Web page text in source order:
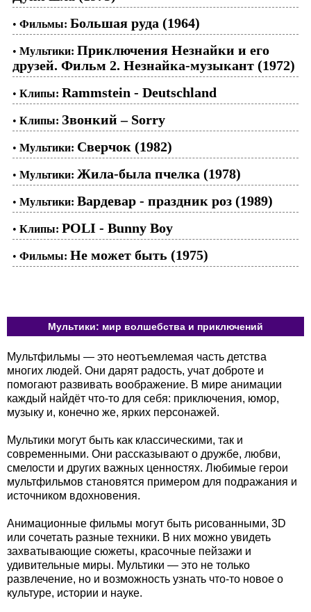
• Фильмы: Большая руда (1964)
• Мультики: Приключения Незнайки и его
друзей. Фильм 2. Незнайка-музыкант (1972)
• Клипы: Rammstein - Deutschland
• Клипы: Звонкий – Sorry
• Мультики: Сверчок (1982)
• Мультики: Жила-была пчелка (1978)
• Мультики: Вардевар - праздник роз (1989)
• Клипы: POLI - Bunny Boy
• Фильмы: Не может быть (1975)
Мультики: мир волшебства и приключений
Мультфильмы — это неотъемлемая часть детства
многих людей. Они дарят радость, учат доброте и
помогают развивать воображение. В мире анимации
каждый найдёт что-то для себя: приключения, юмор,
музыку и, конечно же, ярких персонажей.
Мультики могут быть как классическими, так и
современными. Они рассказывают о дружбе, любви,
смелости и других важных ценностях. Любимые герои
мультфильмов становятся примером для подражания и
источником вдохновения.
Анимационные фильмы могут быть рисованными, 3D
или сочетать разные техники. В них можно увидеть
захватывающие сюжеты, красочные пейзажи и
удивительные миры. Мультики — это не только
развлечение, но и возможность узнать что-то новое о
культуре, истории и науке.